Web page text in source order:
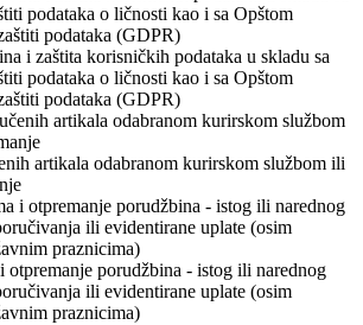
i zaštita korisničkih podataka u skladu sa
podataka o ličnosti kao i sa Opštom
podataka (GDPR)
artikala odabranom kurirskom službom ili
otpremanje porudžbina - istog ili narednog
ili evidentirane uplate (osim
praznicima)